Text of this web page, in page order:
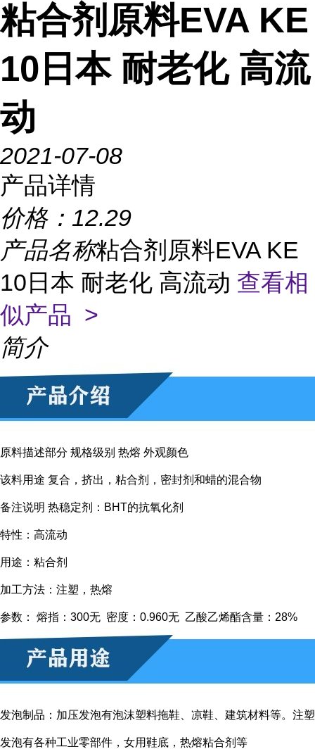
粘合剂原料EVA KE
10日本 耐老化 高流
动
2021-07-08
产品详情
价格： 12.29
产品名称粘合剂原料EVA KE
10日本 耐老化 高流动 查看相
似产品 >
简介
原料描述部分 规格级别 热熔 外观颜色
该料用途 复合，挤出，粘合剂，密封剂和蜡的混合物
备注说明 热稳定剂：BHT的抗氧化剂
特性：高流动
用途：粘合剂
加工方法：注塑，热熔
参数： 熔指：300无 密度：0.960无 乙酸乙烯酯含量：28%
发泡制品：加压发泡有泡沫塑料拖鞋、凉鞋、建筑材料等。注塑
发泡有各种工业零部件，女用鞋底，热熔粘合剂等